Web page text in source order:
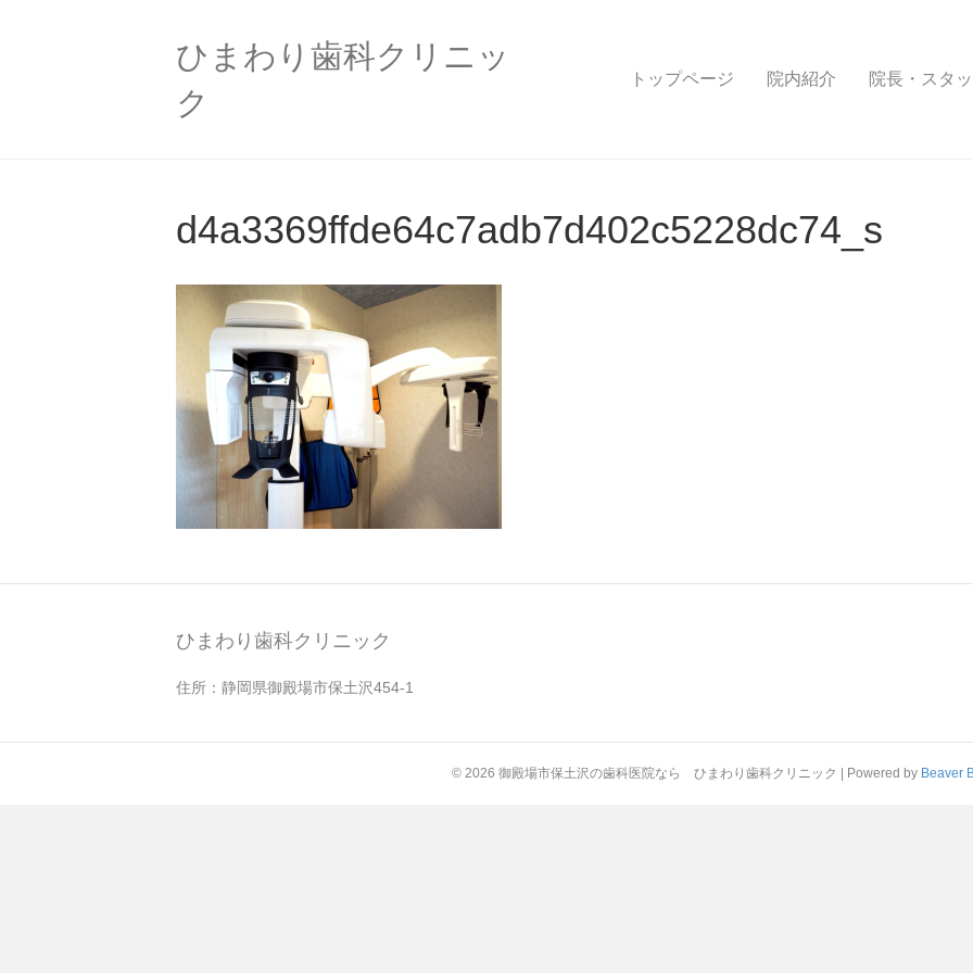
ひまわり歯科クリニッ
ク
トップページ 院内紹介 院長・スタ
d4a3369ffde64c7adb7d402c5228dc74_s
ひまわり歯科クリニック
住所：静岡県御殿場市保土沢454-1
© 2026 御殿場市保土沢の歯科医院なら ひまわり歯科クリニック Powered by Beaver